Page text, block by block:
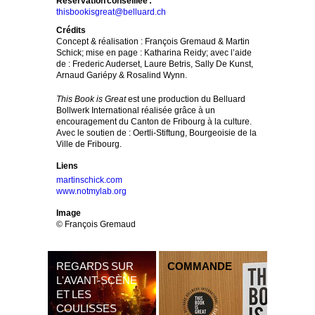
thisbookisgreat@belluard.ch
Crédits
Concept & réalisation : François Gremaud & Martin
Schick; mise en page : Katharina Reidy; avec l’aide
de : Frederic Auderset, Laure Betris, Sally De Kunst,
Arnaud Gariépy & Rosalind Wynn.
This Book is Greatest une production du Belluard
Bollwerk International réalisée grâce à un
encouragement du Canton de Fribourg à la culture.
Avec le soutien de : Oertli-Stiftung, Bourgeoisie de la
Ville de Fribourg.
Liens
martinschick.com
www.notmylab.org
Image
© François Gremaud
REGARDS SUR
L'AVANT-SCÈNE
ET LES
COULISSES
COMMANDE